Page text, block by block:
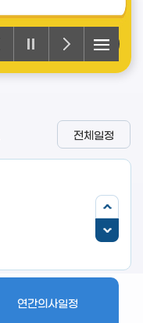
연간의사일정
전체일정